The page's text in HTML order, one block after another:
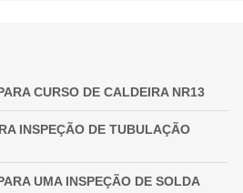
DE VASOS DE PRESSÃO:
E CONFORMIDADE
SEGURANÇA E
INDUSTRIAIS
CURSO DE CALDEIRA NR13
INSPEÇÃO DE TUBULAÇÃO
UMA INSPEÇÃO DE SOLDA